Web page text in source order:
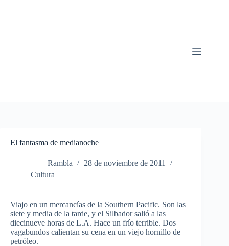
El fantasma de medianoche
Rambla
28 de noviembre de 2011
Cultura
Viajo en un mercancías de la Southern Pacific. Son las
siete y media de la tarde, y el Silbador salió a las
diecinueve horas de L.A. Hace un frío terrible. Dos
vagabundos calientan su cena en un viejo hornillo de
petróleo.